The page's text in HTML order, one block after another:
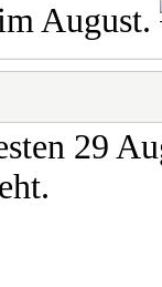
August.
29